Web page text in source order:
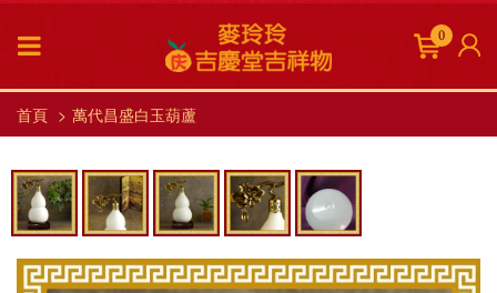
0
首頁 萬代昌盛白玉葫蘆